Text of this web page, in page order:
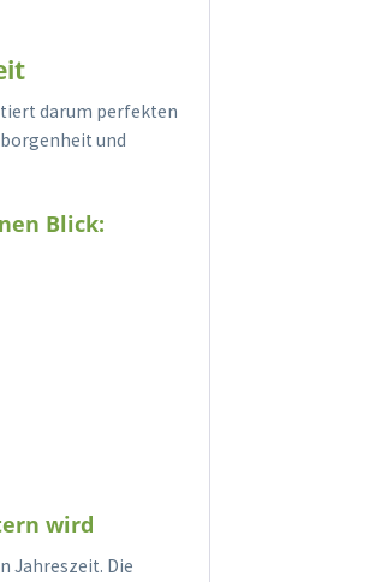
darum perfekten
und
Blick:
wird
Jahreszeit. Die